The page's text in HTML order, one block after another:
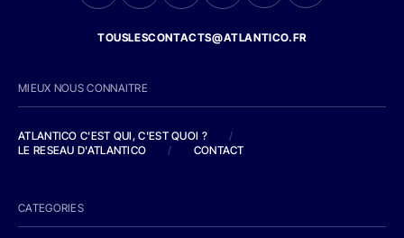
TOUSLESCONTACTS@ATLANTICO.FR
MIEUX NOUS CONNAITRE
ATLANTICO C'EST QUI, C'EST QUOI ?
/
LE RESEAU D'ATLANTICO
/ CONTACT
CATEGORIES